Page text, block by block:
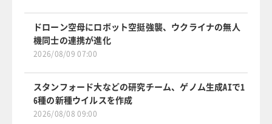
ドローン空母にロボット空挺強襲、ウクライナの無人
機同士の連携が進化
2026/08/09 07:00
スタンフォード大などの研究チーム、ゲノム生成AIで1
6種の新種ウイルスを作成
2026/08/08 09:00